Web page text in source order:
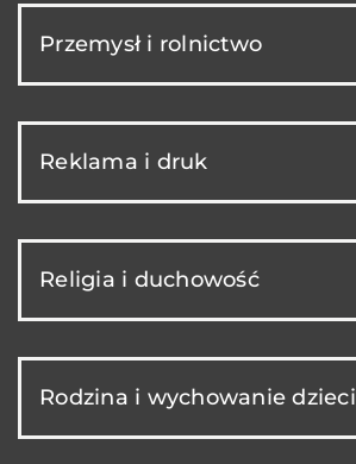
Przemysł i rolnictwo
Reklama i druk
Religia i duchowość
Rodzina i wychowanie dzieci